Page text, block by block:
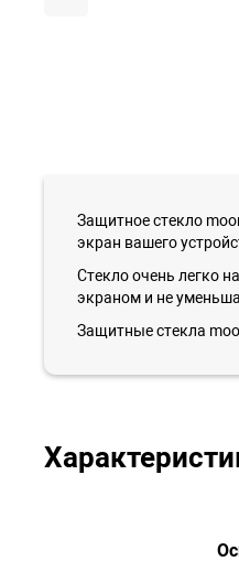
Защитное стекло
экран вашего
Стекло очень легко
экраном и не
Защитные стекла